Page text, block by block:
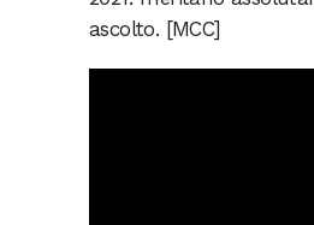
ascolto. [MCC]